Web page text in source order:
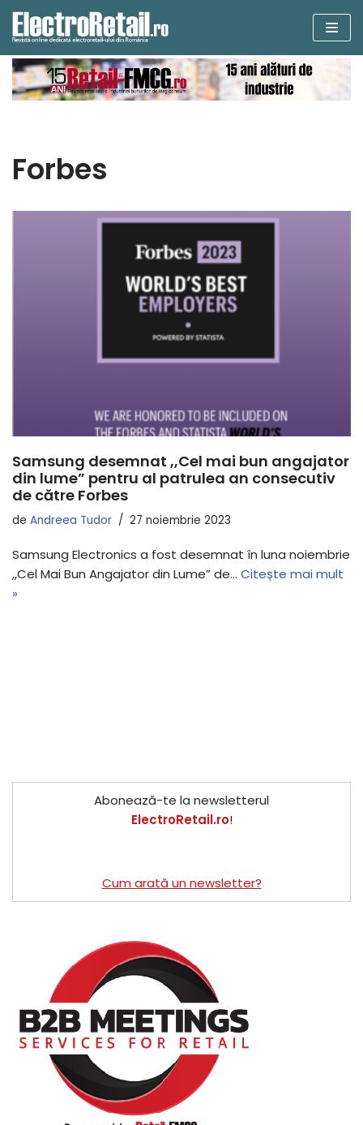
Sari
la
conținut
Forbes
Samsung desemnat ,,Cel mai bun angajator
din lume” pentru al patrulea an consecutiv
de către Forbes
de Andreea Tudor 27 noiembrie 2023
Samsung Electronics a fost desemnat în luna noiembrie
,,Cel Mai Bun Angajator din Lume” de… Citește mai mult
»
Abonează-te la newsletterul
ElectroRetail.ro!
Cum arată un newsletter?